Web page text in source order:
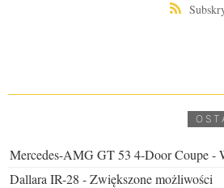
Mercedes-AMG GT 53 4-Door Coupe -
Dallara IR-28 - Zwiększone możliwości